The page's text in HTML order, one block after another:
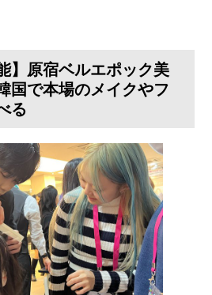
】原宿ベルエポック美
国で本場のメイクやフ
る